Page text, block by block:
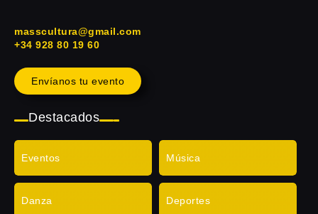
masscultura@gmail.com
+34 928 80 19 60
Envíanos tu evento
Destacados
Eventos Música
Danza Deportes